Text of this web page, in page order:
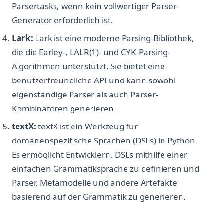
Parsertasks, wenn kein vollwertiger Parser-
Generator erforderlich ist.
Lark: Lark ist eine moderne Parsing-Bibliothek,
die die Earley-, LALR(1)- und CYK-Parsing-
Algorithmen unterstützt. Sie bietet eine
benutzerfreundliche API und kann sowohl
eigenständige Parser als auch Parser-
Kombinatoren generieren.
textX: textX ist ein Werkzeug für
domänenspezifische Sprachen (DSLs) in Python.
Es ermöglicht Entwicklern, DSLs mithilfe einer
einfachen Grammatiksprache zu definieren und
Parser, Metamodelle und andere Artefakte
basierend auf der Grammatik zu generieren.